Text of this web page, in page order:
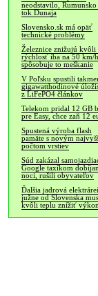
neodstavilo,
tok Dunaja
Slovensko.sk má opäť
technické problémy
Železnice znižujú kvôli
rýchlosť iba na 50 km/h,
spôsobuje to meškanie
V Poľsku spustili
gigawatthodinové
z LiFePO4 článkov
Telekom pridal 12 GB
pre Easy, chce zaň 12
Spustená výroba flash
pamäte s novým
počtom vrstiev
Súd zakázal
Google taxíkom
noci, rušili obyvateľov
Ďalšia jadrová
južne od Slovenska
kvôli teplu znížiť výkon